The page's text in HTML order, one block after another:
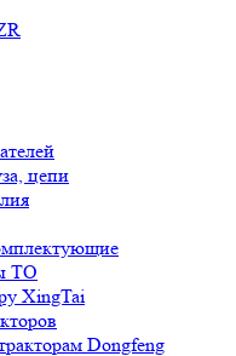
цепи
ТО
XingTai
Dongfeng